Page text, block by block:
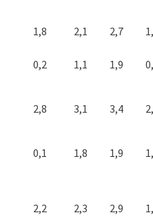
1,8 2,1 2,7
0,2 1,1 1,9
2,8 3,1 3,4
0,1 1,8 1,9
2,2 2,3 2,9